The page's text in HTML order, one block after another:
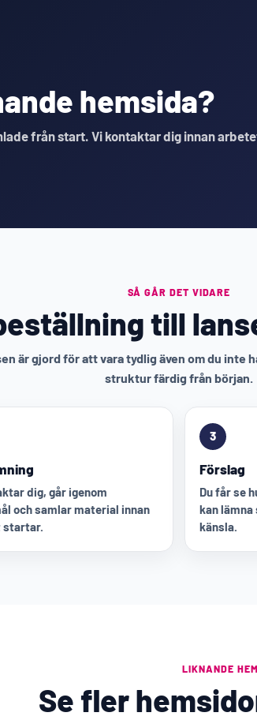
hemsida?
från start. Vi kontaktar dig innan
SÅ GÅR DET VIDARE
till
är gjord för att vara tydlig även om du inte
struktur färdig från början.
dig, går igenom
och samlar material innan
startar.
3
Förslag
Du får se
kan lämna
känsla.
LIKNANDE
Se fler